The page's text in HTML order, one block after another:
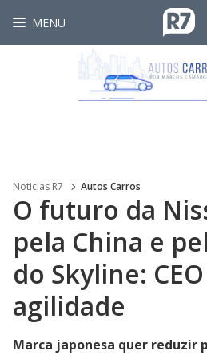
MENU
Noticias R7 Autos Carros
O futuro da
pela China e
do Skyline:
agilidade
Marca japonesa quer reduzir